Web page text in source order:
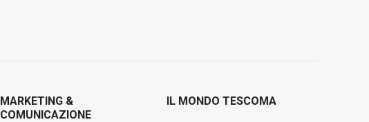
MARKETING &
COMUNICAZIONE
IL MONDO TESCOMA